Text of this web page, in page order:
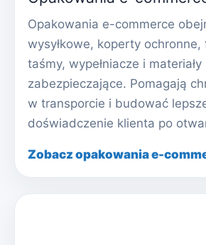
Opakowania e-commerce
wysyłkowe, koperty ochronne,
taśmy, wypełniacze i materiały
zabezpieczające. Pomagają
w transporcie i budować
doświadczenie klienta po
Zobacz opakowania e-